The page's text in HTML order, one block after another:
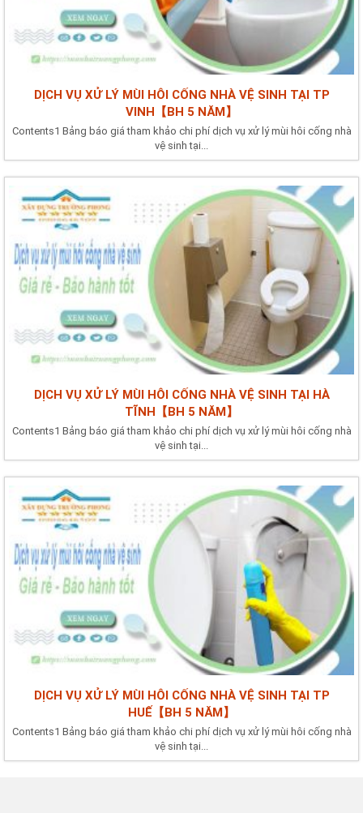
DỊCH VỤ XỬ LÝ MÙI HÔI CỐNG NHÀ VỆ SINH TẠI TP
VINH【BH 5 NĂM】
Contents1 Bảng báo giá tham khảo chi phí dịch vụ xử lý mùi hôi cống nhà
vệ sinh tại...
DỊCH VỤ XỬ LÝ MÙI HÔI CỐNG NHÀ VỆ SINH TẠI HÀ
TĨNH【BH 5 NĂM】
Contents1 Bảng báo giá tham khảo chi phí dịch vụ xử lý mùi hôi cống nhà
vệ sinh tại...
DỊCH VỤ XỬ LÝ MÙI HÔI CỐNG NHÀ VỆ SINH TẠI TP
HUẾ【BH 5 NĂM】
Contents1 Bảng báo giá tham khảo chi phí dịch vụ xử lý mùi hôi cống nhà
vệ sinh tại...